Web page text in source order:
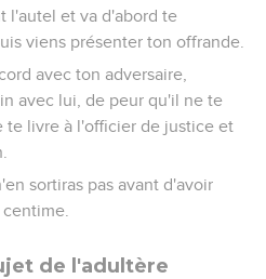
l'autel et va d'abord te
viens présenter ton offrande.
avec ton adversaire,
avec lui, de peur qu'il ne te
te livre à l'officier de justice et
sortiras pas avant d'avoir
de l'adultère